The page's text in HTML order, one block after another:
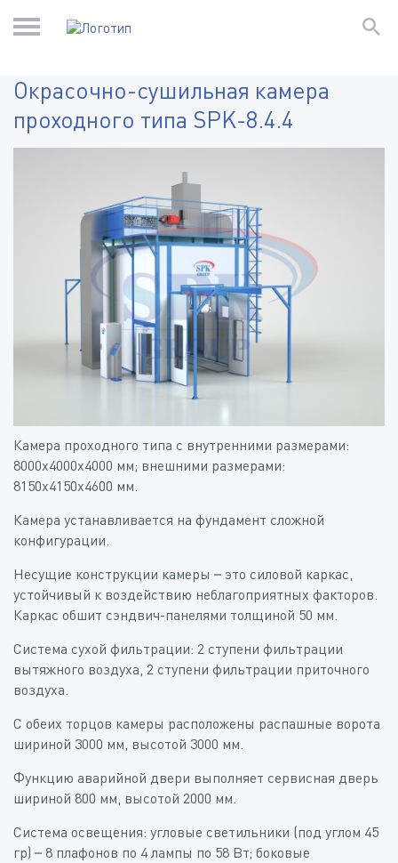
Окрасочно-сушильная камера
проходного типа SPK-8.4.4
Камера проходного типа c внутренними размерами:
8000х4000х4000 мм; внешними размерами:
8150х4150х4600 мм.
Камера устанавливается на фундамент сложной
конфигурации.
Несущие конструкции камеры – это силовой каркас,
устойчивый к воздействию неблагоприятных факторов.
Каркас обшит сэндвич-панелями толщиной 50 мм.
Система сухой фильтрации: 2 ступени фильтрации
вытяжного воздуха, 2 ступени фильтрации приточного
воздуха.
C обеих торцов камеры расположены распашные ворота
шириной 3000 мм, высотой 3000 мм.
Функцию аварийной двери выполняет сервисная дверь
шириной 800 мм, высотой 2000 мм.
Система освещения: угловые светильники (под углом 45
гр) – 8 плафонов по 4 лампы по 58 Вт; боковые